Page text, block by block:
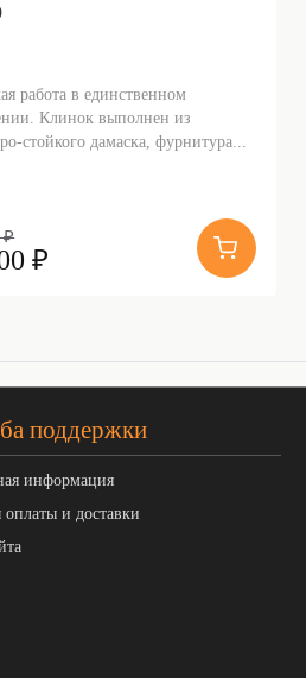
работа в единственном
Клинок выполнен из
стойкого дамаска, фурнитура...
₽
₽
поддержки
информация
и доставки